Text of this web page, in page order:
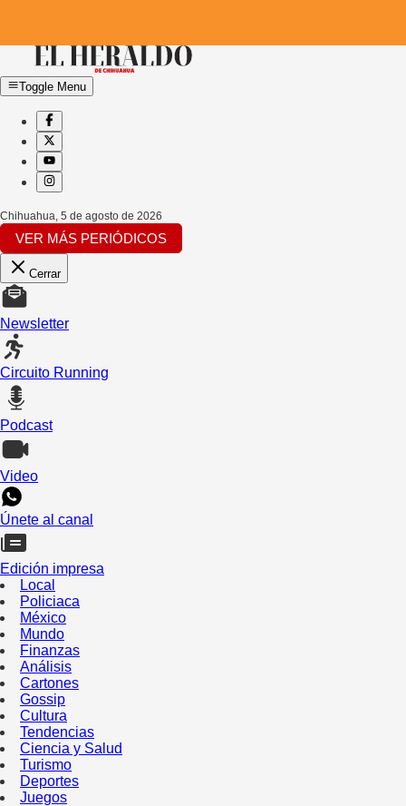
Toggle Menu
Chihuahua 5 de agosto de 2026
VER MÁS PERIÓDICOS
Cerrar
Newsletter
Circuito Running
Podcast
Video
Únete al canal
Edición impresa
Local
Policiaca
México
Mundo
Finanzas
Análisis
Cartones
Gossip
Cultura
Tendencias
Ciencia y Salud
Turismo
Deportes
Juegos